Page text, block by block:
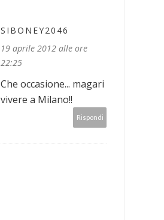
SIBONEY2046
19 aprile 2012 alle ore
22:25
Che occasione... magari
vivere a Milano!!
Rispondi